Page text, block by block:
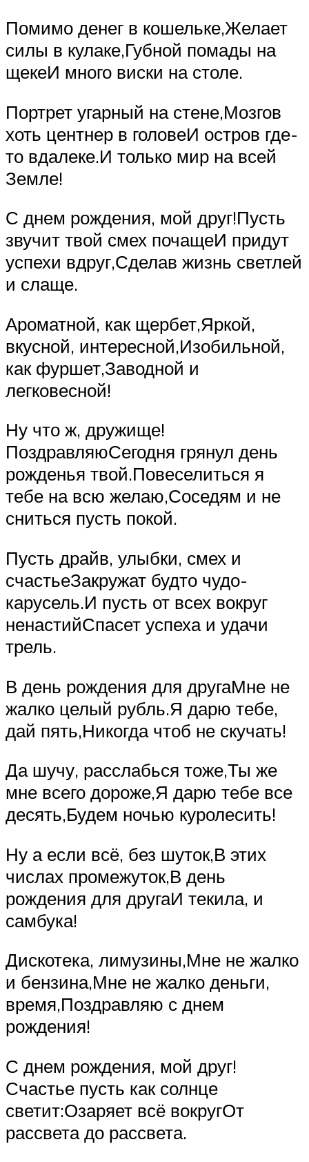
Помимо денег в кошельке,Желает
силы в кулаке,Губной помады на
щекеИ много виски на столе.
Портрет угарный на стене,Мозгов
хоть центнер в головеИ остров где-
то вдалеке.И только мир на всей
Земле!
С днем рождения, мой друг!Пусть
звучит твой смех почащеИ придут
успехи вдруг,Сделав жизнь светлей
и слаще.
Ароматной, как щербет,Яркой,
вкусной, интересной,Изобильной,
как фуршет,Заводной и
легковесной!
Ну что ж, дружище!
ПоздравляюСегодня грянул день
рожденья твой.Повеселиться я
тебе на всю желаю,Соседям и не
сниться пусть покой.
Пусть драйв, улыбки, смех и
счастьеЗакружат будто чудо-
карусель.И пусть от всех вокруг
ненастийСпасет успеха и удачи
трель.
В день рождения для другаМне не
жалко целый рубль.Я дарю тебе,
дай пять,Никогда чтоб не скучать!
Да шучу, расслабься тоже,Ты же
мне всего дороже,Я дарю тебе все
десять,Будем ночью куролесить!
Ну а если всё, без шуток,В этих
числах промежуток,В день
рождения для другаИ текила, и
самбука!
Дискотека, лимузины,Мне не жалко
и бензина,Мне не жалко деньги,
время,Поздравляю с днем
рождения!
С днем рождения, мой друг!
Счастье пусть как солнце
светит:Озаряет всё вокругОт
рассвета до рассвета.